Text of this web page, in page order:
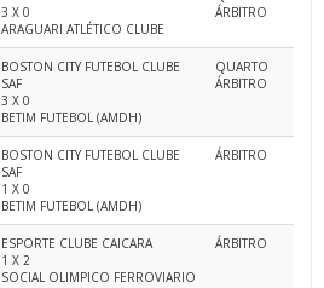
3 X 0
ARAGUARI ATLÉTICO CLUBE
ÁRBITRO
BOSTON CITY FUTEBOL CLUBE
SAF
3 X 0
BETIM FUTEBOL (AMDH)
QUARTO
ÁRBITRO
BOSTON CITY FUTEBOL CLUBE
SAF
1 X 0
BETIM FUTEBOL (AMDH)
ÁRBITRO
ESPORTE CLUBE CAICARA
1 X 2
SOCIAL OLIMPICO FERROVIARIO
ÁRBITRO